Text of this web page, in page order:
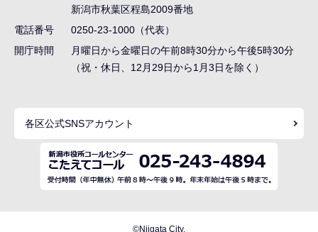
シ
ョ
ま
新潟市秋葉区程島2009番地
電話番号
0250-23-1000（代表）
開庁時間
月曜日から金曜日の午前8時30分から午後5時30分
（祝・休日、12月29日から1月3日を除く）
各区公式SNSアカウント
©Niigata City.